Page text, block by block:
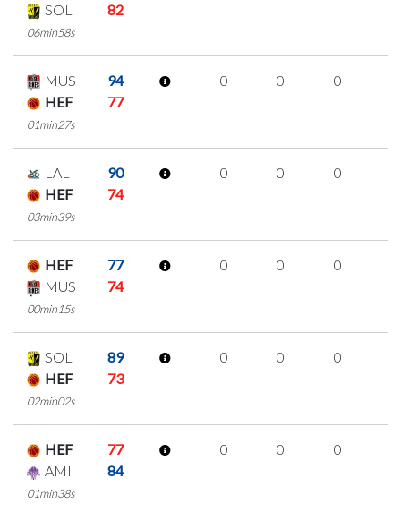
SOL
82
06min58s
MUS
94
HEF
77
01min27s
0 0 0
LAL
90
HEF
74
03min39s
0 0 0
HEF
77
MUS
74
00min15s
0 0 0
SOL
89
HEF
73
02min02s
0 0 0
HEF
77
AMI
84
01min38s
0 0 0